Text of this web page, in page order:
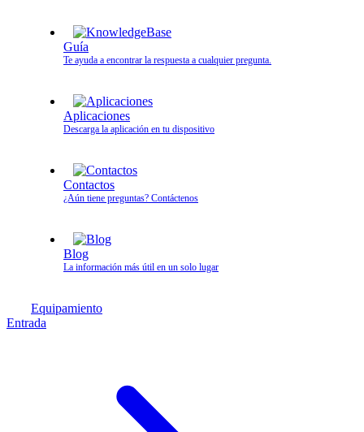
Guía
Te ayuda a encontrar la respuesta a cualquier pregunta.
Aplicaciones
Descarga la aplicación en tu dispositivo
Contactos
¿Aún tiene preguntas? Contáctenos
Blog
La información más útil en un solo lugar
Equipamiento
Entrada